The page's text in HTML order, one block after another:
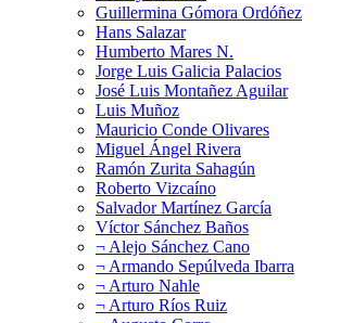
Guillermina Gómora Ordóñez
Hans Salazar
Humberto Mares N.
Jorge Luis Galicia Palacios
José Luis Montañez Aguilar
Luis Muñoz
Mauricio Conde Olivares
Miguel Ángel Rivera
Ramón Zurita Sahagún
Roberto Vizcaíno
Salvador Martínez García
Víctor Sánchez Baños
¬ Alejo Sánchez Cano
¬ Armando Sepúlveda Ibarra
¬ Arturo Nahle
¬ Arturo Ríos Ruiz